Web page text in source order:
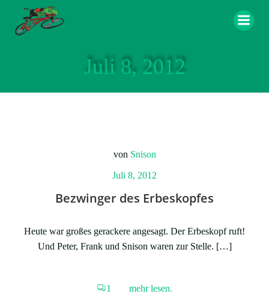
Juli 8, 2012
von Snison
Juli 8, 2012
Bezwinger des Erbeskopfes
Heute war großes gerackere angesagt. Der Erbeskopf ruft!
Und Peter, Frank und Snison waren zur Stelle. […]
1 mehr lesen.